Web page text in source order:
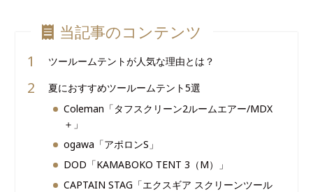
当記事のコンテンツ
ツールームテントが人気な理由とは？
夏におすすめツールームテント5選
Coleman「タフスクリーン2ルームエアー/MDX
＋」
ogawa「アポロンS」
DOD「KAMABOKO TENT 3（M）」
CAPTAIN STAG「エクスギア スクリーンツール